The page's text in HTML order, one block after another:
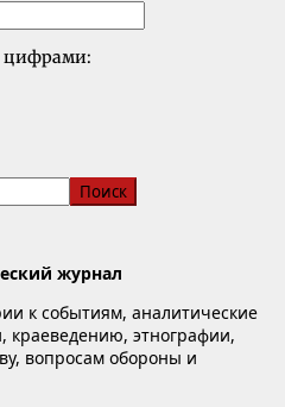
цифрами:
журнал
к событиям, аналитические
краеведению, этнографии,
вопросам обороны и